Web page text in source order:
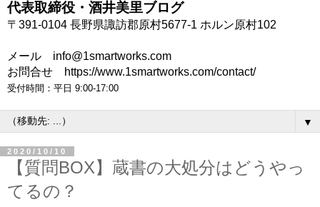
代表取締役・酒井美里ブログ
〒391-0104 長野県諏訪郡原村5677-1 ホルン原村102
メール info@1smartworks.com
お問合せ https://www.1smartworks.com/contact/
受付時間：平日 9:00-17:00
▼
2020/10/10
【質問BOX】蔵書の大処分はどうやっ
てるの？